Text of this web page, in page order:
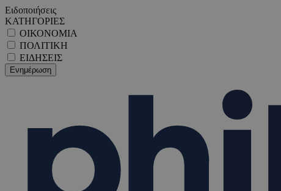
Ειδοποιήσεις
ΚΑΤΗΓΟΡΙΕΣ
ΟΙΚΟΝΟΜΙΑ
ΠΟΛΙΤΙΚΗ
ΕΙΔΗΣΕΙΣ